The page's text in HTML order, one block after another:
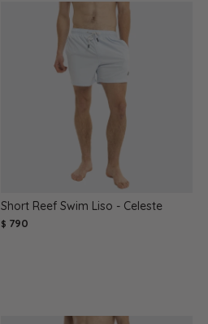
Short Reef Swim Liso - Celeste
$ 790